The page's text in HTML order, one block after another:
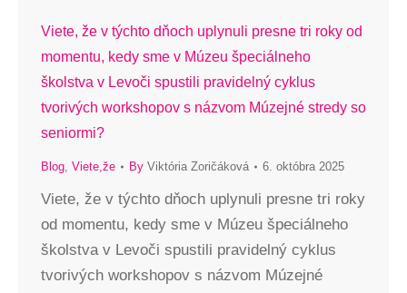
Viete, že v týchto dňoch uplynuli presne tri roky od
momentu, kedy sme v Múzeu špeciálneho
školstva v Levoči spustili pravidelný cyklus
tvorivých workshopov s názvom Múzejné stredy so
seniormi?
Blog, Viete,že By Viktória Zoričáková 6. októbra 2025
Viete, že v týchto dňoch uplynuli presne tri roky
od momentu, kedy sme v Múzeu špeciálneho
školstva v Levoči spustili pravidelný cyklus
tvorivých workshopov s názvom Múzejné